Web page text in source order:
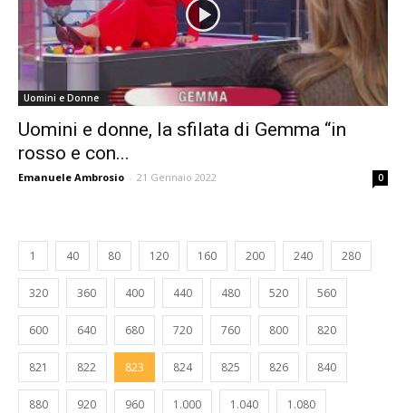
Uomini e Donne
Uomini e donne, la sfilata di Gemma “in
rosso e con...
Emanuele Ambrosio - 21 Gennaio 2022 0
1 40 80 120 160 200 240 280
320 360 400 440 480 520 560
600 640 680 720 760 800 820
821 822 823 824 825 826 840
880 920 960 1.000 1.040 1.080